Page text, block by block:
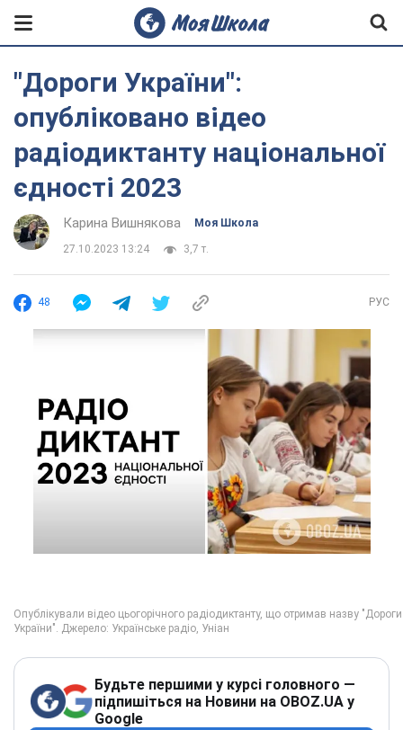
"Дороги України":
опубліковано відео
радіодиктанту національної
єдності 2023
Карина Вишнякова Моя Школа
27.10.2023 13:24 3,7 т.
48 РУС
Будьте першими у курсі головного —
підпишіться на Новини на OBOZ.UA у
Google